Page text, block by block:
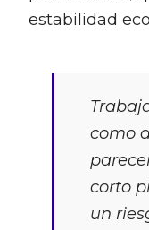
estabilidad
como
corto
un